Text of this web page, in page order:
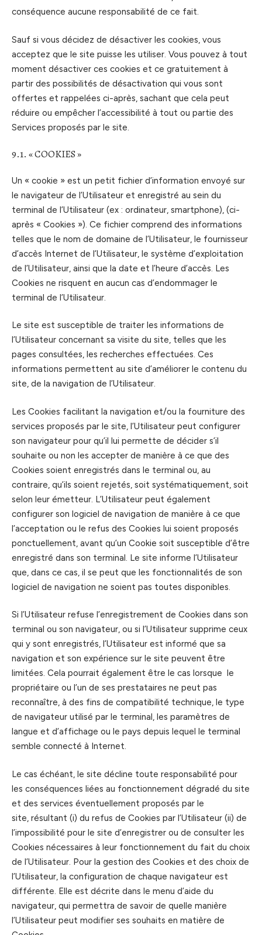
conséquence aucune responsabilité de ce fait.
Sauf si vous décidez de désactiver les cookies, vous
acceptez que le site puisse les utiliser. Vous pouvez à tout
moment désactiver ces cookies et ce gratuitement à
partir des possibilités de désactivation qui vous sont
offertes et rappelées ci-après, sachant que cela peut
réduire ou empêcher l’accessibilité à tout ou partie des
Services proposés par le site.
9.1. « COOKIES »
Un « cookie » est un petit fichier d’information envoyé sur
le navigateur de l’Utilisateur et enregistré au sein du
terminal de l’Utilisateur (ex : ordinateur, smartphone), (ci-
après « Cookies »). Ce fichier comprend des informations
telles que le nom de domaine de l’Utilisateur, le fournisseur
d’accès Internet de l’Utilisateur, le système d’exploitation
de l’Utilisateur, ainsi que la date et l’heure d’accès. Les
Cookies ne risquent en aucun cas d’endommager le
terminal de l’Utilisateur.
Le site est susceptible de traiter les informations de
l’Utilisateur concernant sa visite du site, telles que les
pages consultées, les recherches effectuées. Ces
informations permettent au site d’améliorer le contenu du
site, de la navigation de l’Utilisateur.
Les Cookies facilitant la navigation et/ou la fourniture des
services proposés par le site, l’Utilisateur peut configurer
son navigateur pour qu’il lui permette de décider s’il
souhaite ou non les accepter de manière à ce que des
Cookies soient enregistrés dans le terminal ou, au
contraire, qu’ils soient rejetés, soit systématiquement, soit
selon leur émetteur. L’Utilisateur peut également
configurer son logiciel de navigation de manière à ce que
l’acceptation ou le refus des Cookies lui soient proposés
ponctuellement, avant qu’un Cookie soit susceptible d’être
enregistré dans son terminal. Le site informe l’Utilisateur
que, dans ce cas, il se peut que les fonctionnalités de son
logiciel de navigation ne soient pas toutes disponibles.
Si l’Utilisateur refuse l’enregistrement de Cookies dans son
terminal ou son navigateur, ou si l’Utilisateur supprime ceux
qui y sont enregistrés, l’Utilisateur est informé que sa
navigation et son expérience sur le site peuvent être
limitées. Cela pourrait également être le cas lorsque le
propriétaire ou l’un de ses prestataires ne peut pas
reconnaître, à des fins de compatibilité technique, le type
de navigateur utilisé par le terminal, les paramètres de
langue et d’affichage ou le pays depuis lequel le terminal
semble connecté à Internet.
Le cas échéant, le site décline toute responsabilité pour
les conséquences liées au fonctionnement dégradé du site
et des services éventuellement proposés par le
site, résultant (i) du refus de Cookies par l’Utilisateur (ii) de
l’impossibilité pour le site d’enregistrer ou de consulter les
Cookies nécessaires à leur fonctionnement du fait du choix
de l’Utilisateur. Pour la gestion des Cookies et des choix de
l’Utilisateur, la configuration de chaque navigateur est
différente. Elle est décrite dans le menu d’aide du
navigateur, qui permettra de savoir de quelle manière
l’Utilisateur peut modifier ses souhaits en matière de